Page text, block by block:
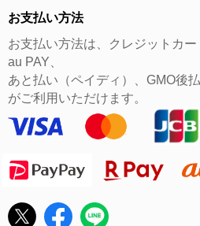
お支払い方法
お支払い方法は、クレジットカー
au PAY、
あと払い（ペイディ）、GMO後
がご利用いただけます。